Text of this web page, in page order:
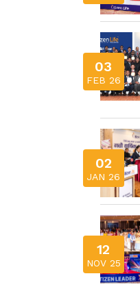
03
FEB 26
02
JAN 26
12
NOV 25